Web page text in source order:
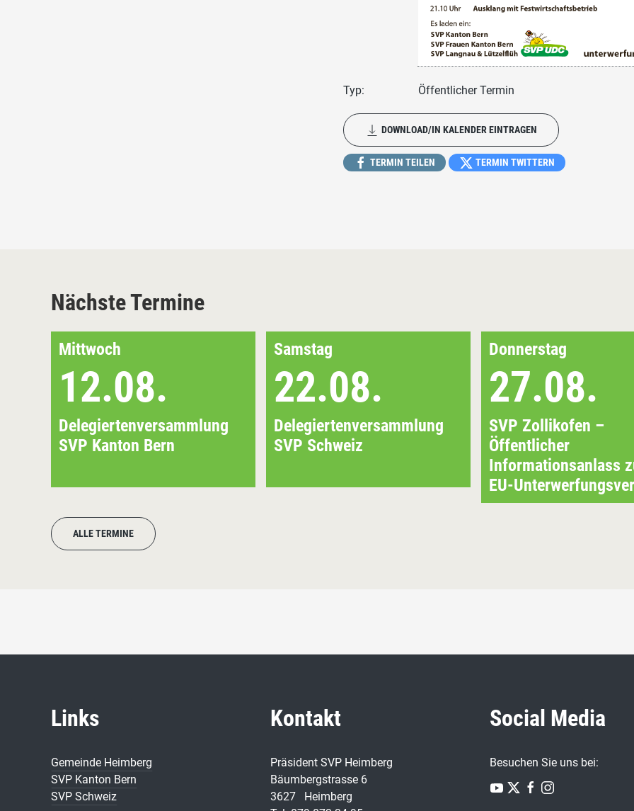
Typ: Öffentlicher Termin
DOWNLOAD/IN KALENDER EINTRAGEN
TERMIN TEILEN TERMIN TWITTERN
Nächste Termine
Mittwoch
12.08.
Delegiertenversammlung
SVP Kanton Bern
Samstag
22.08.
Delegiertenversammlung
SVP Schweiz
Donnerstag
27.08.
SVP Zollikofen –
Öffentlicher
Informationsanlass
EU-
ALLE TERMINE
Links
Gemeinde Heimberg
SVP Kanton Bern
SVP Schweiz
Kontakt
Präsident SVP Heimberg
Bäumbergstrasse 6
3627 Heimberg
Social Media
Besuchen Sie uns bei: